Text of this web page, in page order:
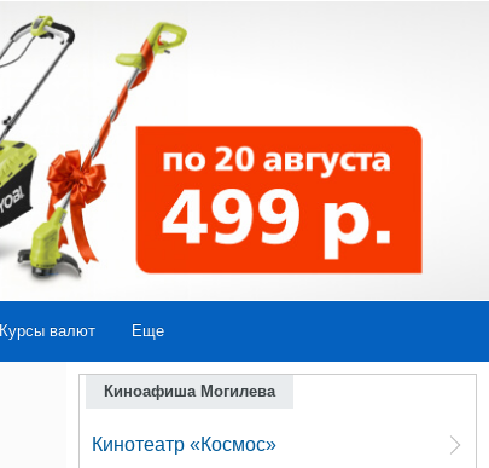
Курсы валют Еще
Киноафиша Могилева
Кинотеатр «Космос»